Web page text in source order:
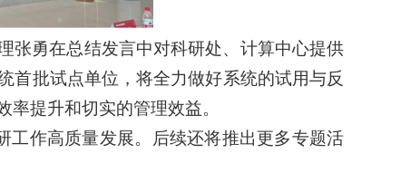
张勇在总结发言中对科研处、计算中心提供
首批试点单位，将全力做好系统的试用与反
提升和切实的管理效益。
工作高质量发展。后续还将推出更多专题活